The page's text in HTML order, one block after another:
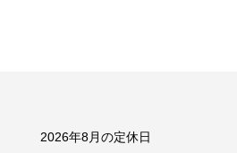
2026年8月の定休日